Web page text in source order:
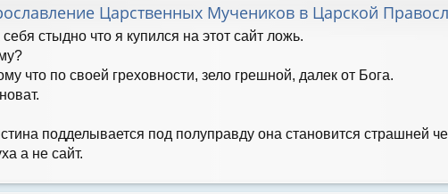
Царственных Мучеников в Царской
стыдно что я купился на этот сайт ложь.
что по своей греховности, зело грешной, далек от Бога.
подделывается под полуправду она становится страшней
а не сайт.